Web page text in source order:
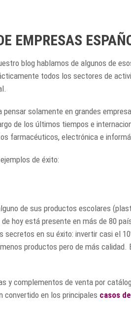
EMPRESAS
blog hablamos de algunos de
todos los sectores de
solamente en grandes
de los últimos tiempos e
farmacéuticos, electrónica e
de éxito:
de sus productos escolares
hoy está presente en más de 80
secretos en su éxito: invertir casi el
productos pero de más
y complementos de venta por
convertido en los principales casos